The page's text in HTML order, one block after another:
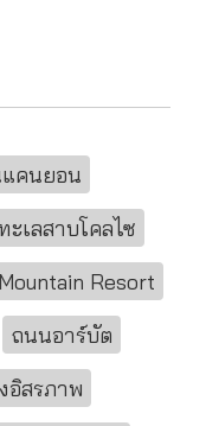
คนยอน
เลสาบโคลไซ
Resort
ถนนอาร์บัต
อิสรภาพ